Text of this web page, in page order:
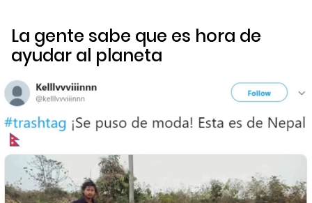
La gente sabe que es hora de
ayudar al planeta